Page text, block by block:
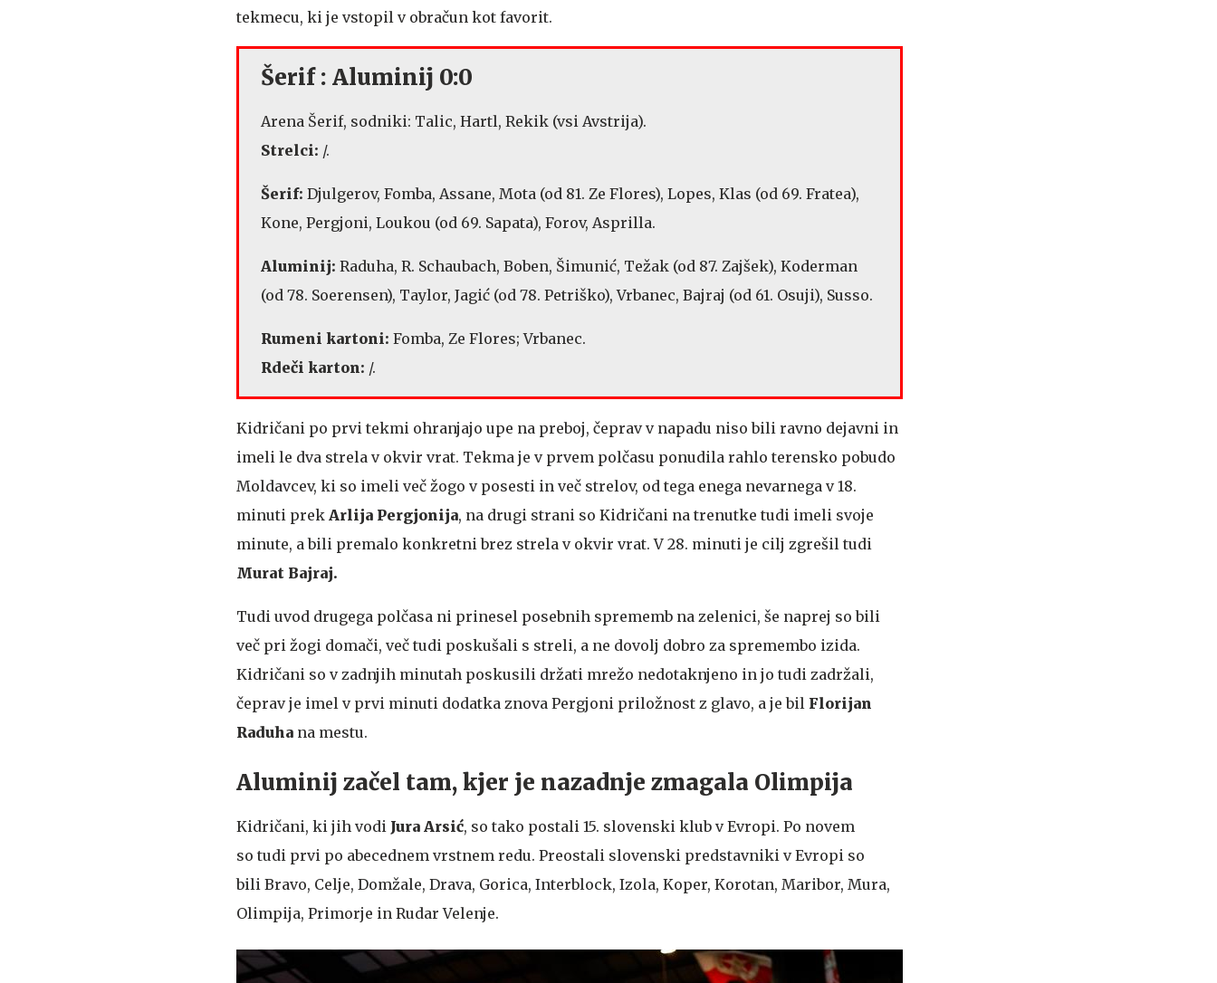
tekmecu, ki je vstopil v obračun kot favorit.
Šerif : Aluminij 0:0
Arena Šerif, sodniki: Talic, Hartl, Rekik (vsi Avstrija).
Strelci: /.
Šerif: Djulgerov, Fomba, Assane, Mota (od 81. Ze Flores), Lopes, Klas (od 69. Fratea),
Kone, Pergjoni, Loukou (od 69. Sapata), Forov, Asprilla.
Aluminij: Raduha, R. Schaubach, Boben, Šimunić, Težak (od 87. Zajšek), Koderman
(od 78. Soerensen), Taylor, Jagić (od 78. Petriško), Vrbanec, Bajraj (od 61. Osuji), Susso.
Rumeni kartoni: Fomba, Ze Flores; Vrbanec.
Rdeči karton: /.
Kidričani po prvi tekmi ohranjajo upe na preboj, čeprav v napadu niso bili ravno dejavni in
imeli le dva strela v okvir vrat. Tekma je v prvem polčasu ponudila rahlo terensko pobudo
Moldavcev, ki so imeli več žogo v posesti in več strelov, od tega enega nevarnega v 18.
minuti prek Arlija Pergjonija, na drugi strani so Kidričani na trenutke tudi imeli svoje
minute, a bili premalo konkretni brez strela v okvir vrat. V 28. minuti je cilj zgrešil tudi
Murat Bajraj.
Tudi uvod drugega polčasa ni prinesel posebnih sprememb na zelenici, še naprej so bili
več pri žogi domači, več tudi poskušali s streli, a ne dovolj dobro za spremembo izida.
Kidričani so v zadnjih minutah poskusili držati mrežo nedotaknjeno in jo tudi zadržali,
čeprav je imel v prvi minuti dodatka znova Pergjoni priložnost z glavo, a je bil Florijan
Raduha na mestu.
Aluminij začel tam, kjer je nazadnje zmagala Olimpija
Kidričani, ki jih vodi Jura Arsić, so tako postali 15. slovenski klub v Evropi. Po novem
so tudi prvi po abecednem vrstnem redu. Preostali slovenski predstavniki v Evropi so
bili Bravo, Celje, Domžale, Drava, Gorica, Interblock, Izola, Koper, Korotan, Maribor, Mura,
Olimpija, Primorje in Rudar Velenje.